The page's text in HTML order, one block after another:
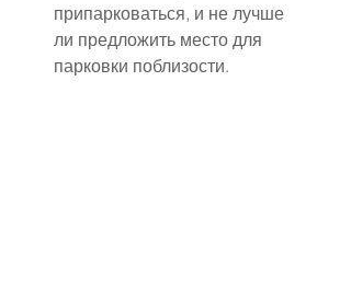
припарковаться, и не лучше
ли предложить место для
парковки поблизости.